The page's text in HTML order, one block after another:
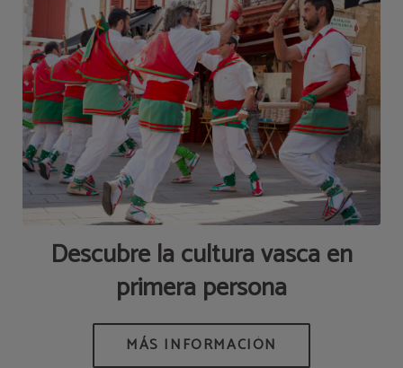
Descubre la cultura vasca en
primera persona